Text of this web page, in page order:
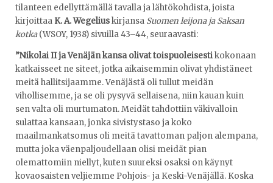
tilanteen edellyttämällä tavalla ja lähtökohdista, joista
kirjoittaa K. A. Wegeliuskirjansa Suomen leijona ja Saksan
kotka(WSOY, 1938) sivuilla 43–44, seuraavasti:
”Nikolai II ja Venäjän kansa olivat toispuoleisestikokonaan
katkaisseet ne siteet, jotka aikaisemmin olivat yhdistäneet
meitä hallitsijaamme. Venäjästä oli tullut meidän
vihollisemme, ja se oli pysyvä sellaisena, niin kauan kuin
sen valta oli murtumaton. Meidät tahdottiin väkivalloin
sulattaa kansaan, jonka sivistystaso ja koko
maailmankatsomus oli meitä tavattoman paljon alempana,
mutta joka väenpaljoudellaan olisi meidät pian
olemattomiin niellyt, kuten suureksi osaksi on käynyt
kovaosaisten veljiemme Pohjois- ja Keski-Venäjällä. Koska